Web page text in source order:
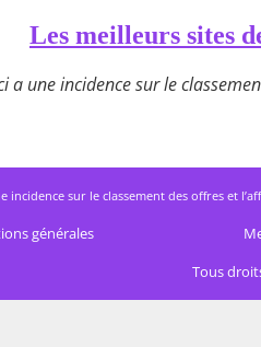
Les meilleurs sites
une incidence sur le
sur le classement des offres et
générales
Tous